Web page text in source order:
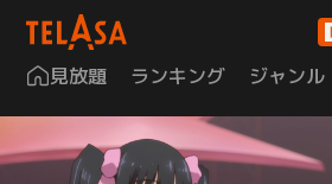
見放題 ランキング ジャンル